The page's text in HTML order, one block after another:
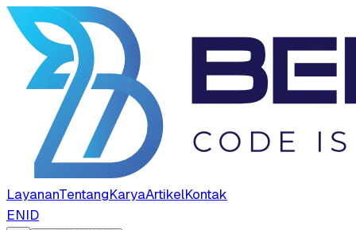
LayananTentangKaryaArtikelKontak
ENID